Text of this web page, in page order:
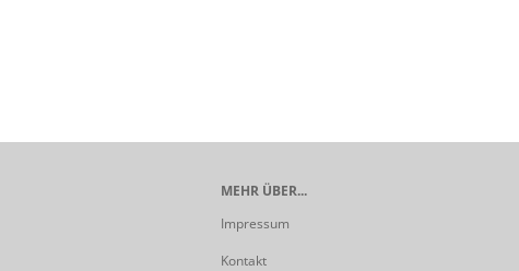
MEHR ÜBER...
Impressum
Kontakt